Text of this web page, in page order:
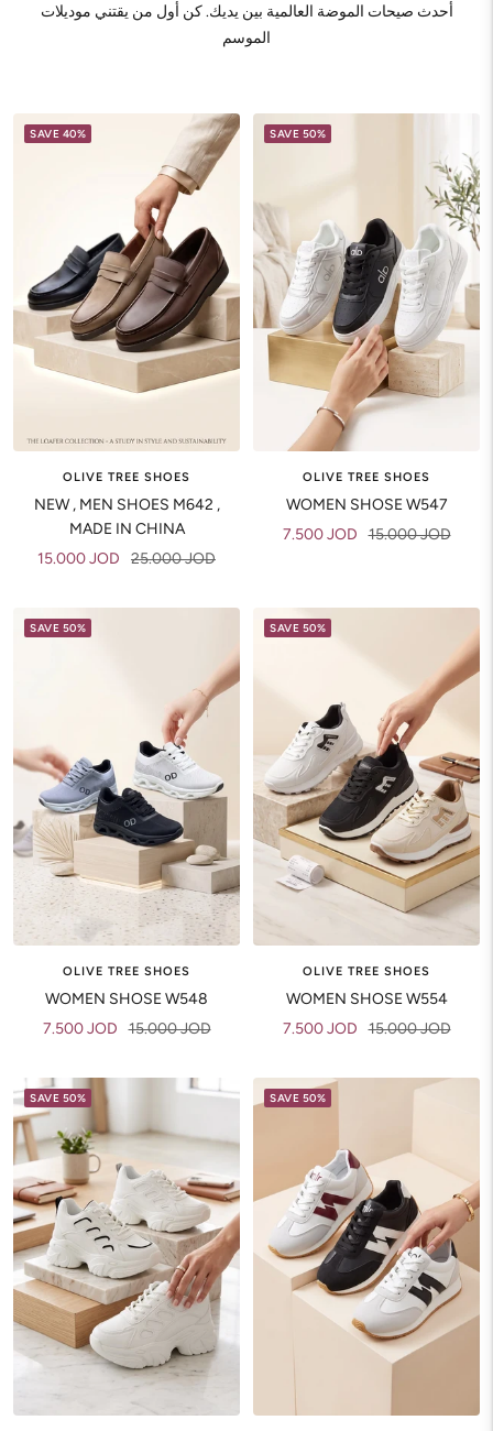
أحدث صيحات الموضة العالمية بين يديك. كن أول من يقتني موديلات
الموسم
SAVE 40%
OLIVE TREE SHOES
NEW , MEN SHOES M642 ,
MADE IN CHINA
Sale
15.000 JOD
Regular
25.000 JOD
SAVE 50%
OLIVE TREE SHOES
WOMEN SHOSE W547
Sale
7.500 JOD Regular
15.000 JOD
SAVE 50%
OLIVE TREE SHOES
WOMEN SHOSE W548
Sale
7.500 JOD Regular
15.000 JOD
SAVE 50%
OLIVE TREE SHOES
WOMEN SHOSE W554
Sale
7.500 JOD Regular
15.000 JOD
SAVE 50% SAVE 50%